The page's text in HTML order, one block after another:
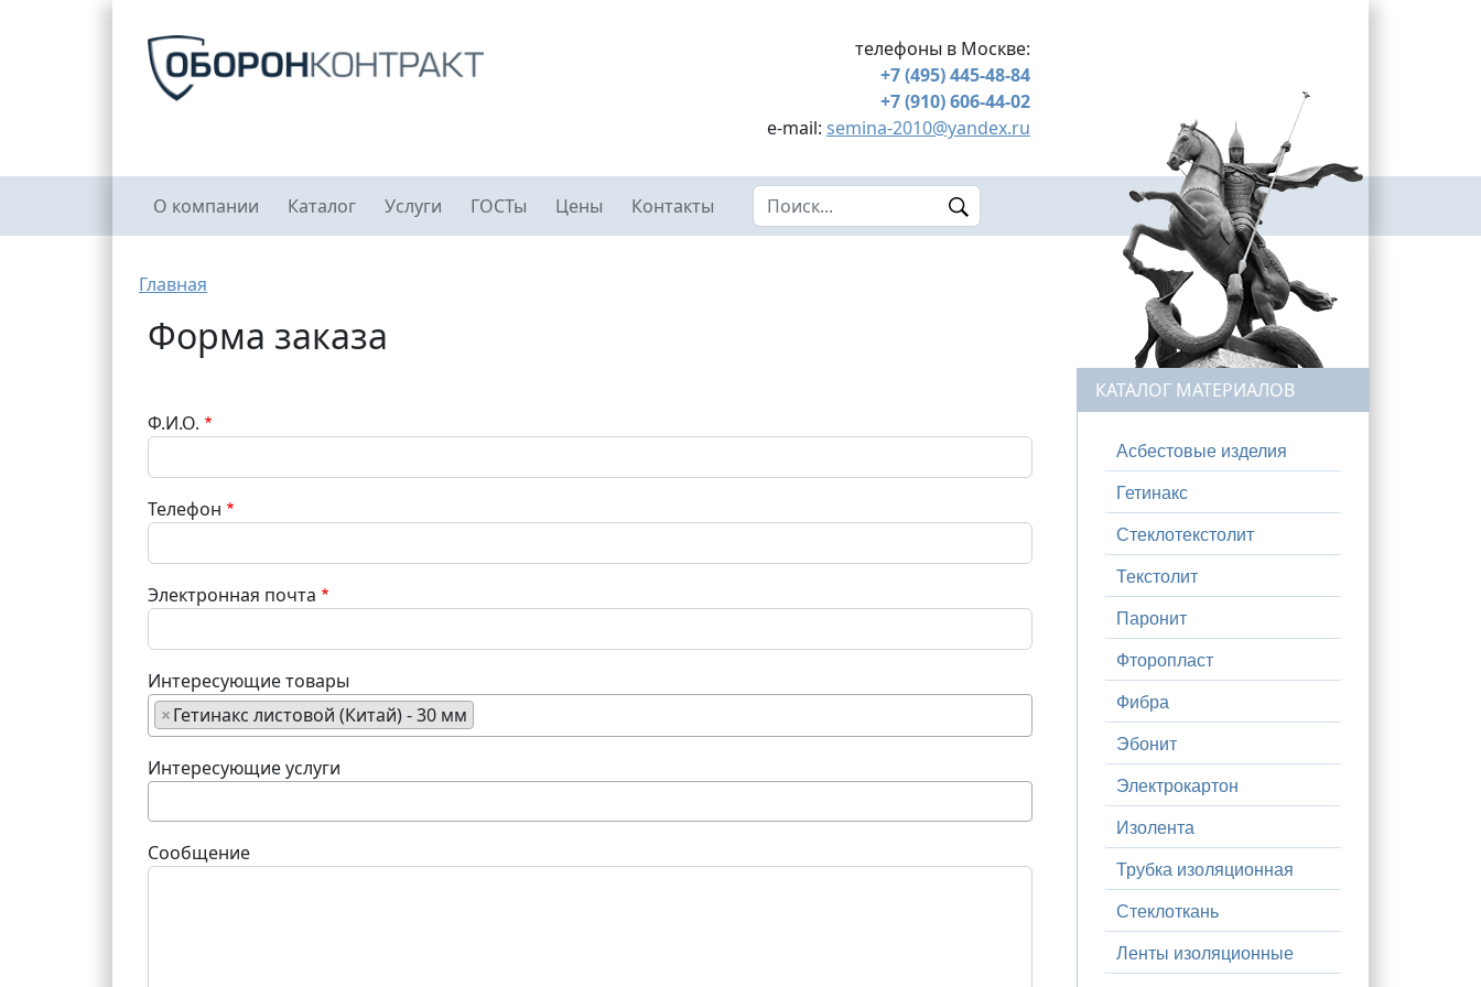
телефоны в Москве:
+7 (495) 445-48-84
+7 (910) 606-44-02
e-mail: semina-2010@yandex.ru
Главное меню
О компании Каталог Услуги ГОСТы Цены Контакты Search this site
Строка навигации
Главная
Форма заказа
Ф.И.О.
Телефон
Электронная почта
Интересующие товары
×Гетинакс листовой (Китай) - 30 мм
Интересующие услуги
Сообщение
КАТАЛОГ МАТЕРИАЛОВ
Асбестовые изделия
Гетинакс
Стеклотекстолит
Текстолит
Паронит
Фторопласт
Фибра
Эбонит
Электрокартон
Изолента
Трубка изоляционная
Стеклоткань
Ленты изоляционные